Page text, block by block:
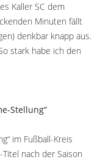
Kaller SC dem
Minuten fällt
denkbar knapp aus.
stark habe ich den
Stellung“
im Fußball-Kreis
nach der Saison